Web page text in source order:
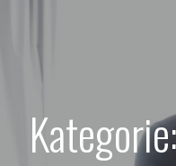
springen